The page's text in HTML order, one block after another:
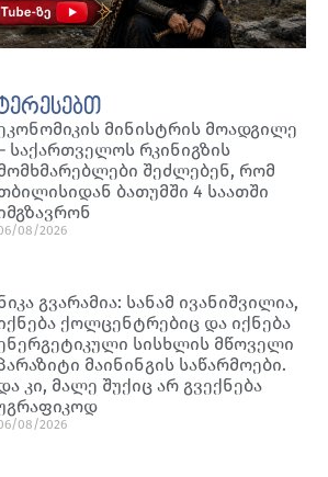
მინისტრის მოადგილე
საქართველოს რკინიგზის
შეძლებენ, რომ
ბათუმში 4 საათში
08/2026
გვარამია: სანამ ივანიშვილია,
ქოლცენტრებიც და იქნება
სისხლის მწოველი
მაინინგის საწარმოები.
კი, მალე შუქიც არ გვექნება
08/2026